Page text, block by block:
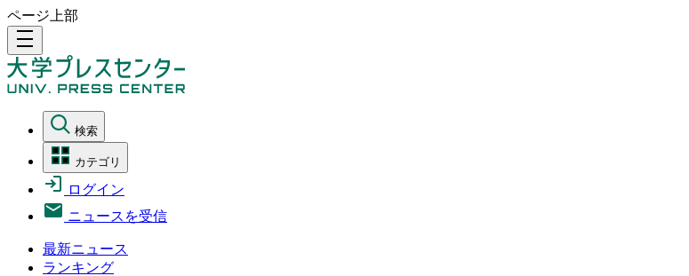
ページ上部
density_medium
検索
カテゴリ
ログイン
ニュースを受信
最新ニュース
ランキング